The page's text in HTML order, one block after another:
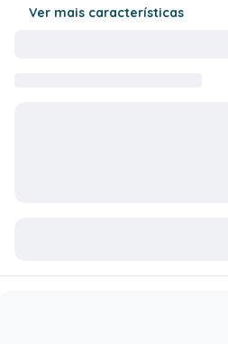
Ver mais características